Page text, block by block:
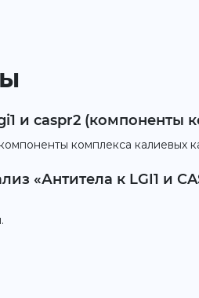
и caspr2
комплекса
«Антитела к LGI1 и